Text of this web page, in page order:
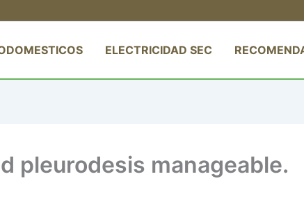
ELECTRICIDAD SEC
pleurodesis manageable.